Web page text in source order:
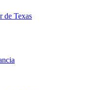
de Texas